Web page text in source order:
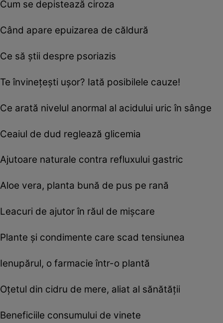
Cum se depistează ciroza
Când apare epuizarea de căldură
Ce să ştii despre psoriazis
Te învineţeşti uşor? Iată posibilele cauze!
Ce arată nivelul anormal al acidului uric în sânge
Ceaiul de dud reglează glicemia
Ajutoare naturale contra refluxului gastric
Aloe vera, planta bună de pus pe rană
Leacuri de ajutor în răul de mişcare
Plante şi condimente care scad tensiunea
Ienupărul, o farmacie într-o plantă
Oţetul din cidru de mere, aliat al sănătăţii
Beneficiile consumului de vinete